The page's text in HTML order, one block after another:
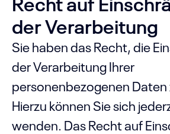
der Verarbeitung
Sie haben das Recht, die
der Verarbeitung Ihrer
personenbezogenen Daten
Hierzu können Sie sich
wenden. Das Recht auf